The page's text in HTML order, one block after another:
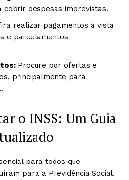
cobrir despesas imprevistas.
realizar pagamentos à vista
e parcelamentos
Procure por ofertas e
principalmente para
o INSS: Um Guia
para todos que
para a Previdência Social.